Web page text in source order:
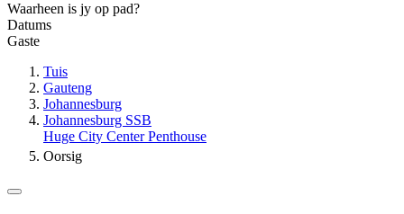
Waarheen is jy op pad?
Datums
Gaste
Tuis
Gauteng
Johannesburg
Johannesburg SSB
Huge City Center Penthouse
Oorsig